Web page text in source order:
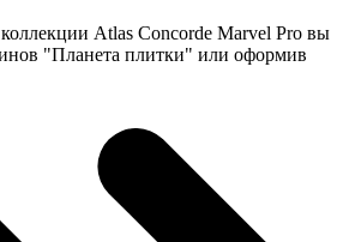
Atlas Concorde Marvel Pro вы
"Планета плитки" или оформив